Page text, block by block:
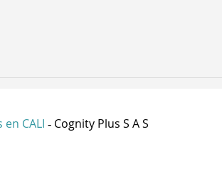
en CALI - Cognity Plus S A S